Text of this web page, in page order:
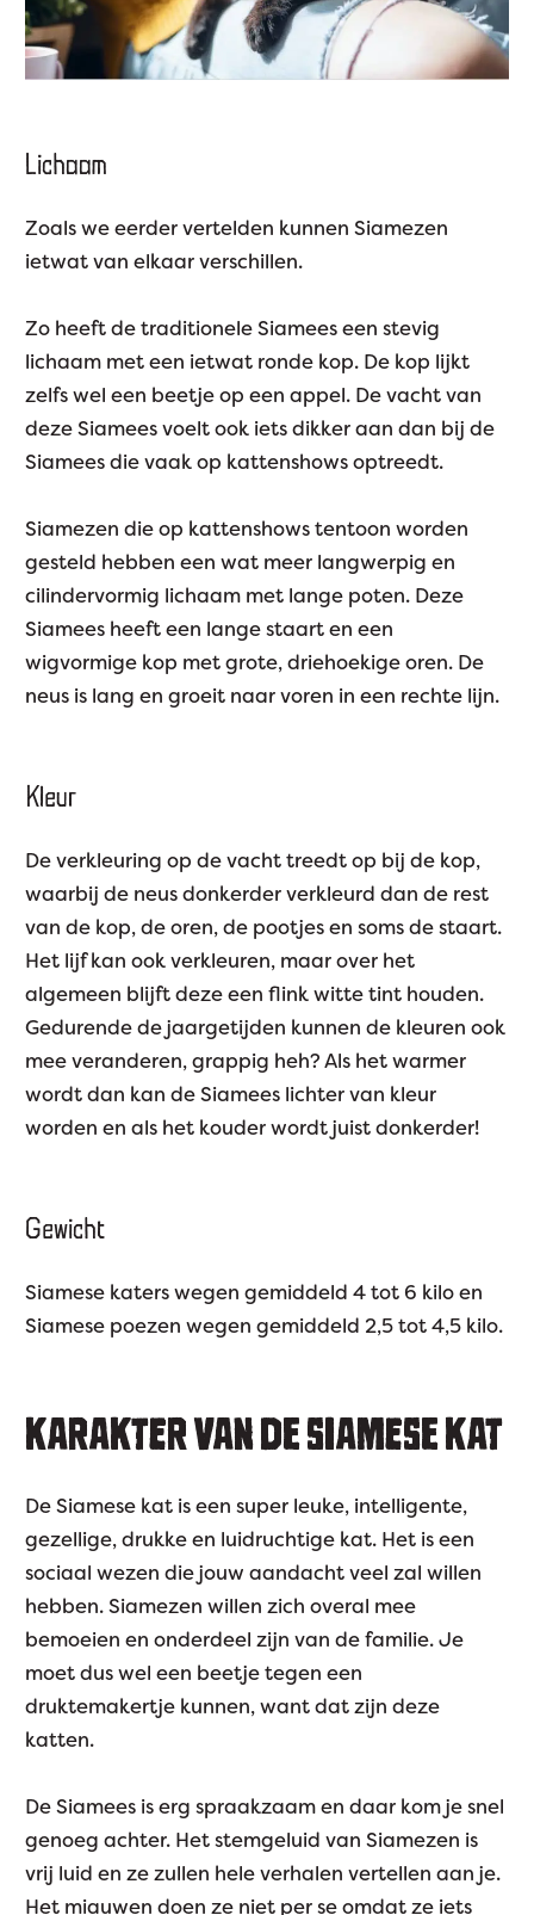
Lichaam
Zoals we eerder vertelden kunnen Siamezen
ietwat van elkaar verschillen.
Zo heeft de traditionele Siamees een stevig
lichaam met een ietwat ronde kop. De kop lijkt
zelfs wel een beetje op een appel. De vacht van
deze Siamees voelt ook iets dikker aan dan bij de
Siamees die vaak op kattenshows optreedt.
Siamezen die op kattenshows tentoon worden
gesteld hebben een wat meer langwerpig en
cilindervormig lichaam met lange poten. Deze
Siamees heeft een lange staart en een
wigvormige kop met grote, driehoekige oren. De
neus is lang en groeit naar voren in een rechte lijn.
Kleur
De verkleuring op de vacht treedt op bij de kop,
waarbij de neus donkerder verkleurd dan de rest
van de kop, de oren, de pootjes en soms de staart.
Het lijf kan ook verkleuren, maar over het
algemeen blijft deze een flink witte tint houden.
Gedurende de jaargetijden kunnen de kleuren ook
mee veranderen, grappig heh? Als het warmer
wordt dan kan de Siamees lichter van kleur
worden en als het kouder wordt juist donkerder!
Gewicht
Siamese katers wegen gemiddeld 4 tot 6 kilo en
Siamese poezen wegen gemiddeld 2,5 tot 4,5 kilo.
KARAKTER VAN DE SIAMESE KAT
De Siamese kat is een super leuke, intelligente,
gezellige, drukke en luidruchtige kat. Het is een
sociaal wezen die jouw aandacht veel zal willen
hebben. Siamezen willen zich overal mee
bemoeien en onderdeel zijn van de familie. Je
moet dus wel een beetje tegen een
druktemakertje kunnen, want dat zijn deze
katten.
De Siamees is erg spraakzaam en daar kom je snel
genoeg achter. Het stemgeluid van Siamezen is
vrij luid en ze zullen hele verhalen vertellen aan je.
Het miauwen doen ze niet per se omdat ze iets